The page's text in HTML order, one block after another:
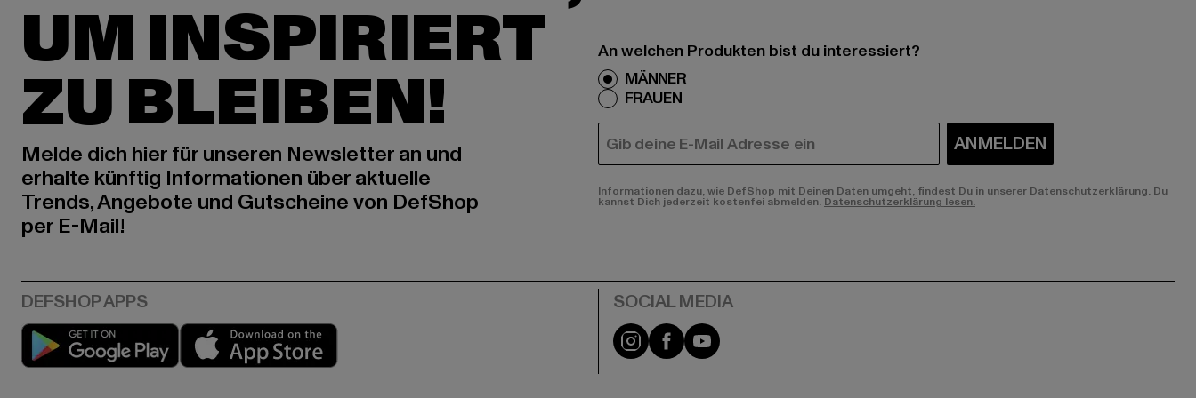
UM INSPIRIERT
ZU BLEIBEN!
Melde dich hier für unseren Newsletter an und
erhalte künftig Informationen über aktuelle
Trends, Angebote und Gutscheine von DefShop
per E-Mail!
An welchen Produkten bist du interessiert?
MÄNNER
FRAUEN
E-MAIL ANMELDEN
Informationen dazu, wie DefShop mit Deinen Daten umgeht, findest Du in unserer Datenschutzerklärung. Du
kannst Dich jederzeit kostenfei abmelden. Datenschutzerklärung lesen.
Play market Instagram
FacebookYouTube